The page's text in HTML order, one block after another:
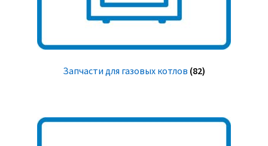
Запчасти для газовых котлов (82)